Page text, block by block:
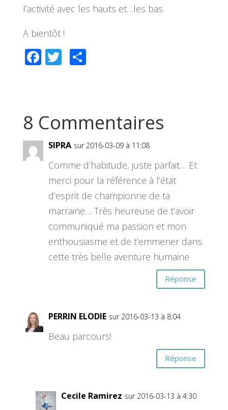
l’activité avec les hauts et…les bas.
A bientôt !
F
o
o
k
T P
er
8 Commentaires
SIPRA sur 2016-03-09 à 11:08
Comme d’habitude, juste parfait… Et
merci pour la référence à l’état
d’esprit de championne de ta
marraine… Très heureuse de t’avoir
communiqué ma passion et mon
enthousiasme et de t’emmener dans
cette très belle aventure humaine
Réponse
PERRIN ELODIE sur 2016-03-13 à 8:04
Beau parcours!
Réponse
Cecile Ramirez sur 2016-03-13 à 4:30